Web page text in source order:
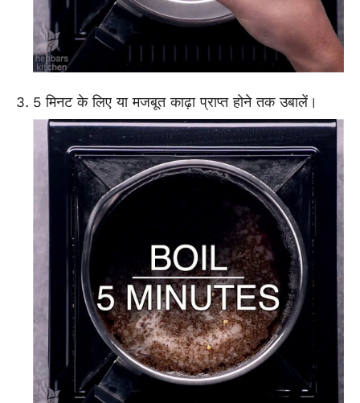
5 मिनट के लिए या मजबूत काढ़ा प्राप्त होने तक उबालें।